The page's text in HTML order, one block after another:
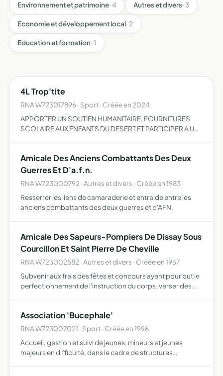
Environnement et patrimoine· 4 Autres et divers· 3
Economie et développement local· 2
Education et formation· 1
4L Trop'tite
RNA W723017896 · Sport · Créée en 2024
APPORTER UN SOUTIEN HUMANITAIRE, FOURNITURES
SCOLAIRE AUX ENFANTS DU DESERT ET PARTICIPER A UN
Amicale Des Anciens Combattants Des Deux
Guerres Et D'a.f.n.
RNA W723000792 · Autres et divers · Créée en 1983
Resserrer les liens de camaraderie et entraide entre les
anciens combattants des deux guerres et d'AFN.
Amicale Des Sapeurs-Pompiers De Dissay Sous
Courcillon Et Saint Pierre De Cheville
RNA W723002582 · Autres et divers · Créée en 1967
Subvenir aux frais des fêtes et concours ayant pour but le
perfectionnement de l'instruction du corps, verser des
Association 'Bucephale'
RNA W723007021 · Sport · Créée en 1996
Accueil, gestion et suivi de jeunes, mineurs et jeunes
majeurs en difficulté, dans le cadre de structures